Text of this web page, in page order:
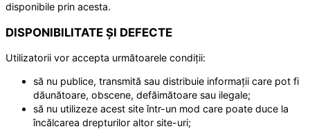
disponibile prin acesta.
DISPONIBILITATE ȘI DEFECTE
Utilizatorii vor accepta următoarele condiții:
să nu publice, transmită sau distribuie informații care pot fi
dăunătoare, obscene, defăimătoare sau ilegale;
să nu utilizeze acest site într-un mod care poate duce la
încălcarea drepturilor altor site-uri;